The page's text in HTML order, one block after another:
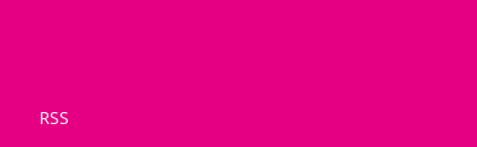
RSS